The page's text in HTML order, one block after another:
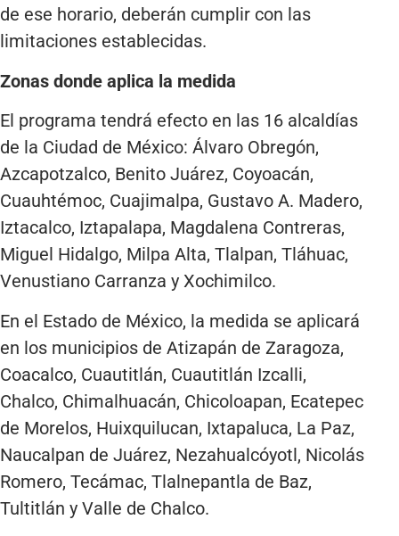
de ese horario, deberán cumplir con las
limitaciones establecidas.
Zonas donde aplica la medida
El programa tendrá efecto en las 16 alcaldías
de la Ciudad de México: Álvaro Obregón,
Azcapotzalco, Benito Juárez, Coyoacán,
Cuauhtémoc, Cuajimalpa, Gustavo A. Madero,
Iztacalco, Iztapalapa, Magdalena Contreras,
Miguel Hidalgo, Milpa Alta, Tlalpan, Tláhuac,
Venustiano Carranza y Xochimilco.
En el Estado de México, la medida se aplicará
en los municipios de Atizapán de Zaragoza,
Coacalco, Cuautitlán, Cuautitlán Izcalli,
Chalco, Chimalhuacán, Chicoloapan, Ecatepec
de Morelos, Huixquilucan, Ixtapaluca, La Paz,
Naucalpan de Juárez, Nezahualcóyotl, Nicolás
Romero, Tecámac, Tlalnepantla de Baz,
Tultitlán y Valle de Chalco.